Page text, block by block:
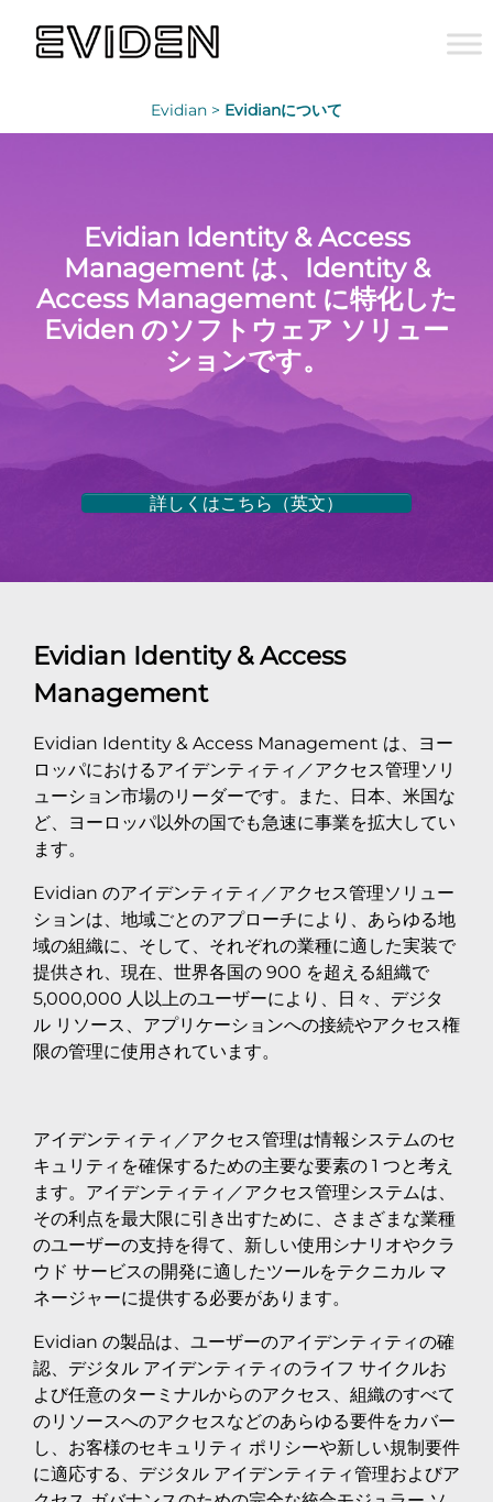
Evidian > Evidianについて
Evidian Identity & Access
Management は、Identity &
Access Management に特化した
Eviden のソフトウェア ソリュー
ションです。
詳しくはこちら（英文）
Evidian Identity & Access
Management
Evidian Identity & Access Management は、ヨー
ロッパにおけるアイデンティティ／アクセス管理ソリ
ューション市場のリーダーです。また、日本、米国な
ど、ヨーロッパ以外の国でも急速に事業を拡大してい
ます。
Evidian のアイデンティティ／アクセス管理ソリュー
ションは、地域ごとのアプローチにより、あらゆる地
域の組織に、そして、それぞれの業種に適した実装で
提供され、現在、世界各国の 900 を超える組織で
5,000,000 人以上のユーザーにより、日々、デジタ
ル リソース、アプリケーションへの接続やアクセス権
限の管理に使用されています。
アイデンティティ／アクセス管理は情報システムのセ
キュリティを確保するための主要な要素の 1 つと考え
ます。アイデンティティ／アクセス管理システムは、
その利点を最大限に引き出すために、さまざまな業種
のユーザーの支持を得て、新しい使用シナリオやクラ
ウド サービスの開発に適したツールをテクニカル マ
ネージャーに提供する必要があります。
Evidian の製品は、ユーザーのアイデンティティの確
認、デジタル アイデンティティのライフ サイクルお
よび任意のターミナルからのアクセス、組織のすべて
のリソースへのアクセスなどのあらゆる要件をカバー
し、お客様のセキュリティ ポリシーや新しい規制要件
に適応する、デジタル アイデンティティ管理およびア